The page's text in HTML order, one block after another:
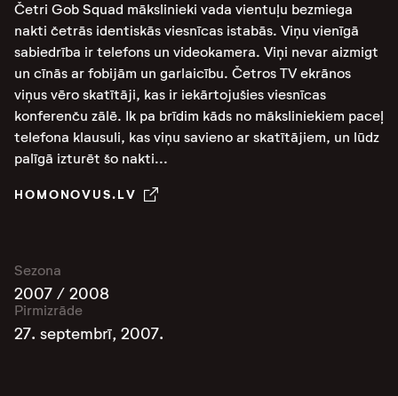
Četri Gob Squad mākslinieki vada vientuļu bezmiega
nakti četrās identiskās viesnīcas istabās. Viņu vienīgā
sabiedrība ir telefons un videokamera. Viņi nevar aizmigt
un cīnās ar fobijām un garlaicību. Četros TV ekrānos
viņus vēro skatītāji, kas ir iekārtojušies viesnīcas
konferenču zālē. Ik pa brīdim kāds no māksliniekiem paceļ
telefona klausuli, kas viņu savieno ar skatītājiem, un lūdz
palīgā izturēt šo nakti...
HOMONOVUS.LV
Sezona
2007 / 2008
Pirmizrāde
27. septembrī, 2007.